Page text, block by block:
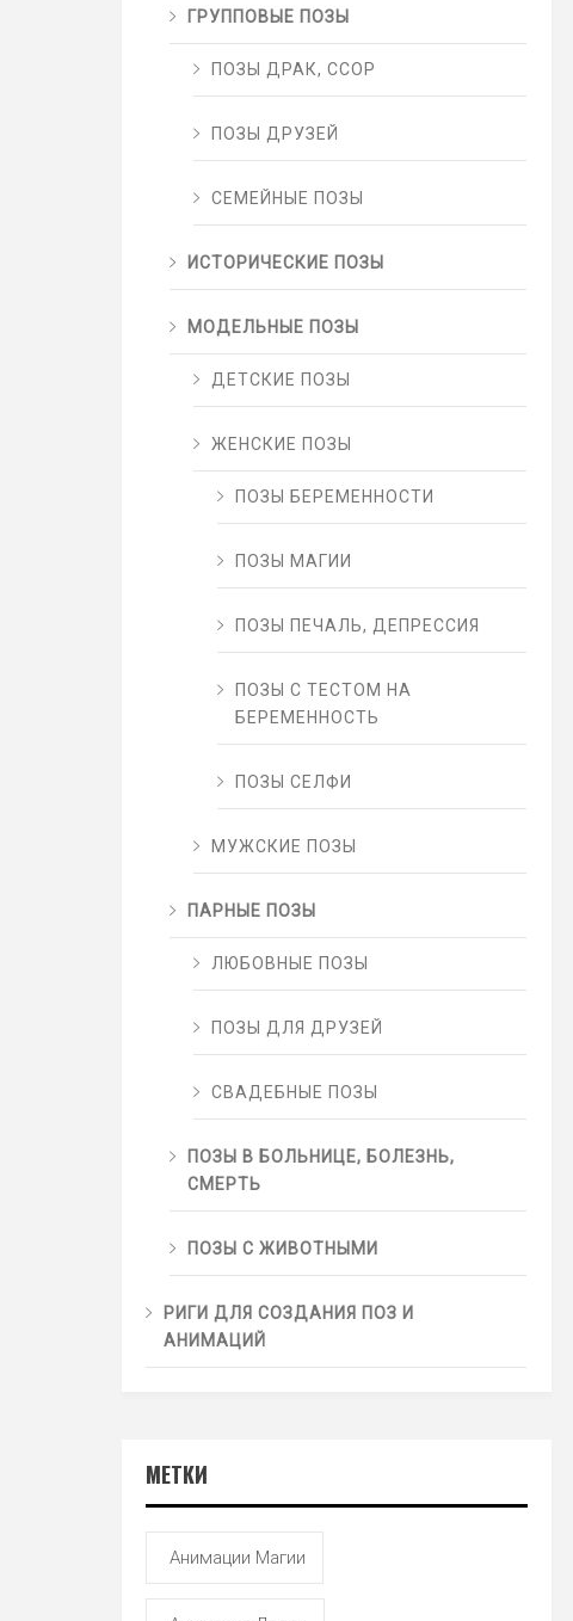
ГРУППОВЫЕ ПОЗЫ
ПОЗЫ ДРАК, ССОР
ПОЗЫ ДРУЗЕЙ
СЕМЕЙНЫЕ ПОЗЫ
ИСТОРИЧЕСКИЕ ПОЗЫ
МОДЕЛЬНЫЕ ПОЗЫ
ДЕТСКИЕ ПОЗЫ
ЖЕНСКИЕ ПОЗЫ
ПОЗЫ БЕРЕМЕННОСТИ
ПОЗЫ МАГИИ
ПОЗЫ ПЕЧАЛЬ, ДЕПРЕССИЯ
ПОЗЫ С ТЕСТОМ НА
БЕРЕМЕННОСТЬ
ПОЗЫ СЕЛФИ
МУЖСКИЕ ПОЗЫ
ПАРНЫЕ ПОЗЫ
ЛЮБОВНЫЕ ПОЗЫ
ПОЗЫ ДЛЯ ДРУЗЕЙ
СВАДЕБНЫЕ ПОЗЫ
ПОЗЫ В БОЛЬНИЦЕ, БОЛЕЗНЬ,
СМЕРТЬ
ПОЗЫ С ЖИВОТНЫМИ
РИГИ ДЛЯ СОЗДАНИЯ ПОЗ И
АНИМАЦИЙ
МЕТКИ
Анимации Магии